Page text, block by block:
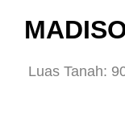
Luas Tanah: